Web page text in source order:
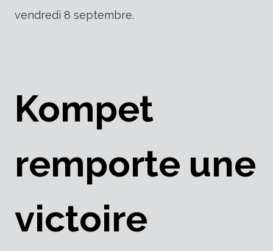
vendredi 8 septembre.
Kompet
remporte une
victoire